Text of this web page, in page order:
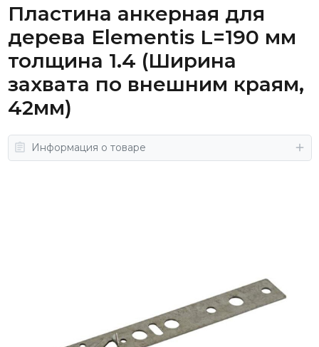
Пластина анкерная для
дерева Elementis L=190 мм
толщина 1.4 (Ширина
захвата по внешним краям,
42мм)
Информация о товаре